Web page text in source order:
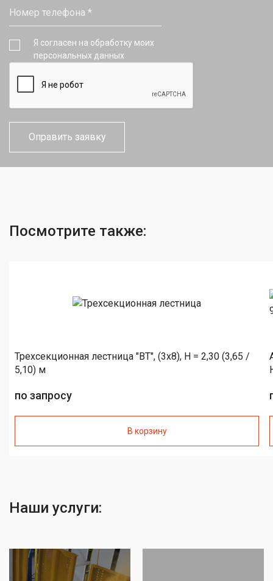
Я согласен на обработку моих
персональных данных
Посмотрите также:
Трехсекционная лестница "BT", (3x8), H = 2,30 (3,65 /
5,10) м
по запросу
В корзину
Наши услуги: